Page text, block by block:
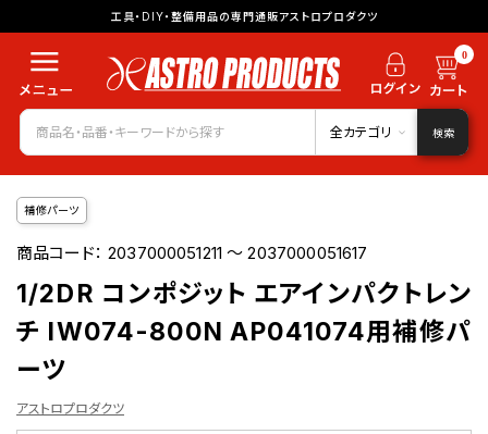
工具・DIY・整備用品の専門通販アストロプロダクツ
0
全カテゴリ 検索
補修パーツ
商品コード：2037000051211 ～ 2037000051617
1/2DR コンポジット エアインパクトレン
チ IW074-800N AP041074用補修パ
ーツ
アストロプロダクツ